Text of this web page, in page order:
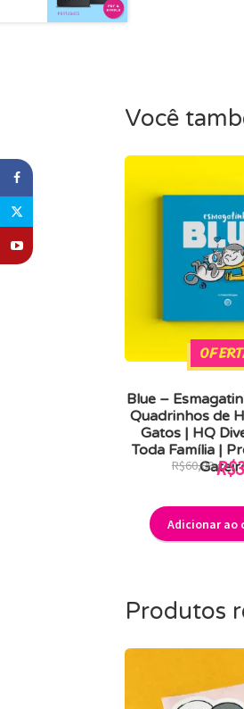
Você
Blue –
Quadrinhos de
Gatos | HQ
Toda Família |
R$60,00O
preço
era:
R$
Adicionar ao
Produtos